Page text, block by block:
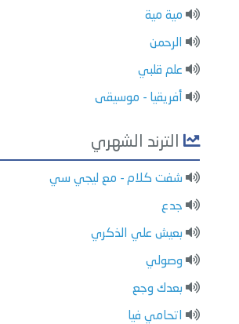
مية مية
الرحمن
علم قلبي
أفريقيا - موسيقى
الترند الشهري
شفت كلام - مع ليجي سي
جدع
بعيش علي الذكري
وصولي
بعدك وجع
اتحامي فيا